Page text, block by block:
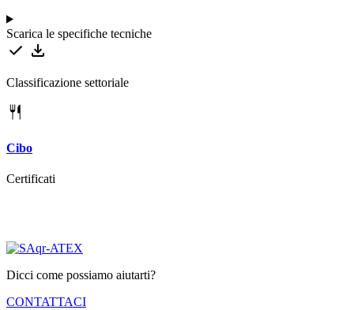
Scarica le specifiche tecniche
Classificazione settoriale
Cibo
Certificati
Dicci come possiamo aiutarti?
CONTATTACI